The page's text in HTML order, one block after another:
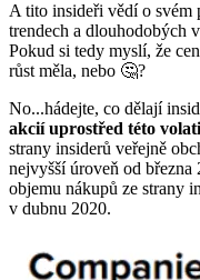
A tito insideři vědí o svém
trendech a dlouhodobých
Pokud si tedy myslí, že
růst měla, nebo 🤔?
No...hádejte, co dělají
akcií uprostřed této
strany insiderů veřejně
nejvyšší úroveň od března
objemu nákupů ze strany
v dubnu 2020.